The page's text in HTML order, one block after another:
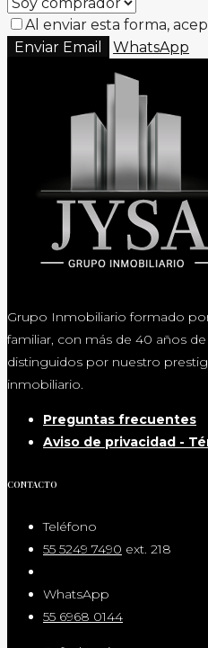
Al enviar esta forma,
Enviar Email
WhatsApp
Grupo Inmobiliario formado
familiar, con más de 40 años
distinguidos por nuestro
inmobiliario.
Preguntas frecuentes
Aviso de privacidad -
CONTACTO
Teléfono
55 5249 7490 ext. 218
WhatsApp
55 6968 0144